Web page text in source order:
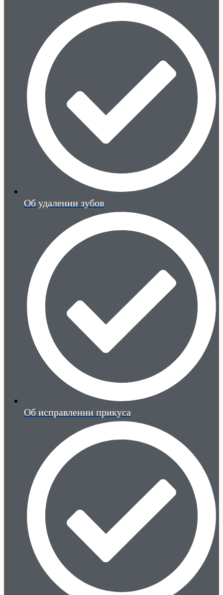
Об удалении зубов
Об исправлении прикуса